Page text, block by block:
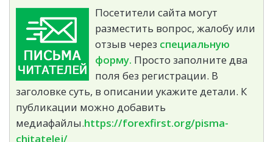
Посетители сайта могут
разместить вопрос, жалобу или
отзыв через специальную
форму. Просто заполните два
поля без регистрации. В
заголовке суть, в описании укажите детали. К
публикации можно добавить
медиафайлы.https://forexfirst.org/pisma-
chitatelej/